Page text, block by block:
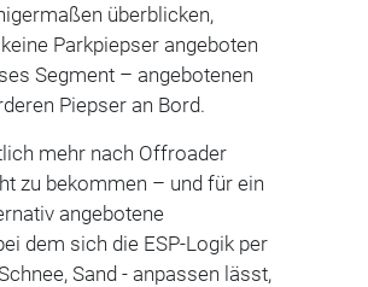
überblicken,
Parkpiepser angeboten
Segment – angebotenen
Piepser an Bord.
mehr nach Offroader
zu bekommen – und für ein
angebotene
dem sich die ESP-Logik per
Sand - anpassen lässt,